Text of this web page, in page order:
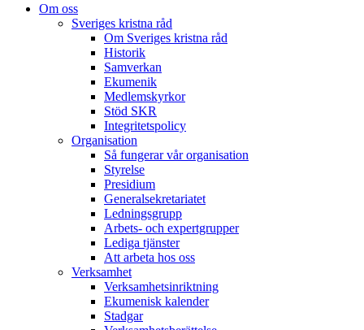
Om oss
Sveriges kristna råd
Om Sveriges kristna råd
Historik
Samverkan
Ekumenik
Medlemskyrkor
Stöd SKR
Integritetspolicy
Organisation
Så fungerar vår organisation
Styrelse
Presidium
Generalsekretariatet
Ledningsgrupp
Arbets- och expertgrupper
Lediga tjänster
Att arbeta hos oss
Verksamhet
Verksamhetsinriktning
Ekumenisk kalender
Stadgar